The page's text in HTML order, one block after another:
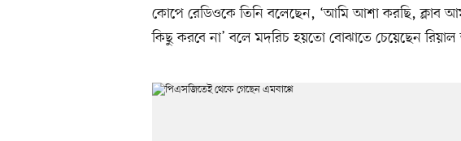
কোপে রেডিওকে তিনি বলেছেন, ‘আমি আশা করছি, ক্লাব
কিছু করবে না’ বলে মদরিচ হয়তো বোঝাতে চেয়েছেন রিয়াল